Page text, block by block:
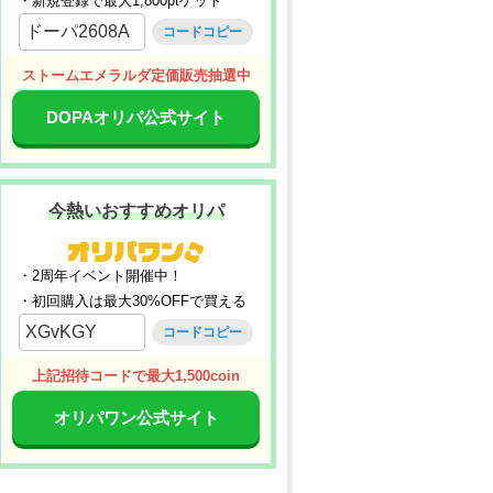
ドーパ2608A コードコピー
ストームエメラルダ定価販売抽選中
DOPAオリパ公式サイト
今熱いおすすめオリパ
・2周年イベント開催中！
・初回購入は最大30%OFFで買える
XGvKGY コードコピー
上記招待コードで最大1,500coin
オリパワン公式サイト